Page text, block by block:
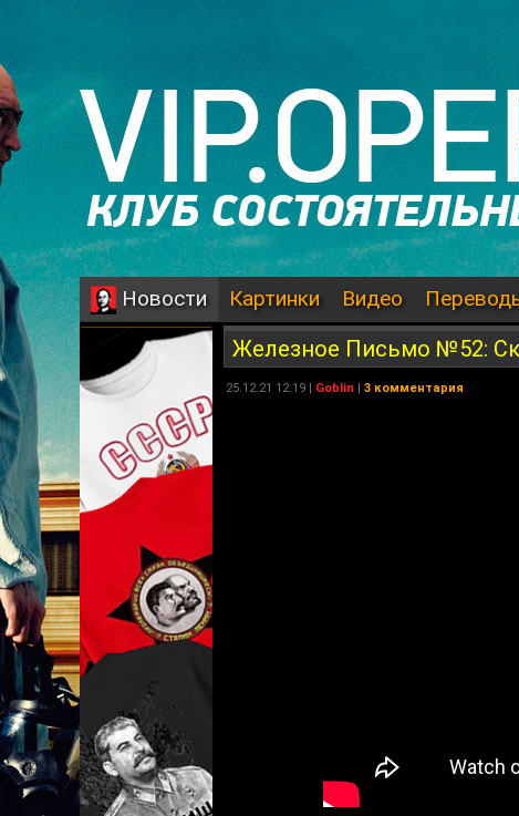
Новости Картинки Видео
Железное Письмо №52:
25.12.21 12:19 | Goblin | 3 комментария